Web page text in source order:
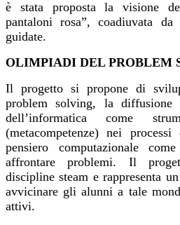
è stata proposta la visione
pantaloni rosa”, coadiuvata
guidate.
OLIMPIADI DEL PROBLEM
Il progetto si propone di
problem solving, la diffusione
dell’informatica come
(metacompetenze) nei
pensiero computazionale
affrontare problemi. Il
discipline steam e rappresenta
avvicinare gli alunni a tale
attivi.